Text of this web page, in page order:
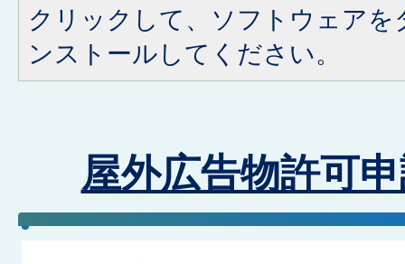
クリックして、ソフトウェア
ンストールしてください。
屋外広告物許可